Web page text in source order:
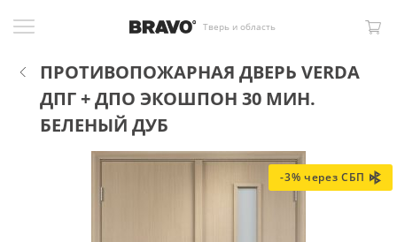
Тверь и область
ПРОТИВОПОЖАРНАЯ ДВЕРЬ VERDA
ДПГ + ДПО ЭКОШПОН 30 МИН.
БЕЛЕНЫЙ ДУБ
-3% через СБП